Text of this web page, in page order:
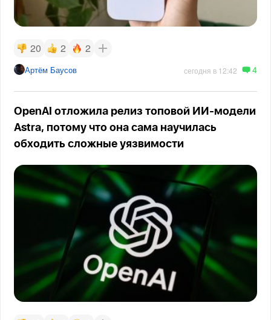
20 2 2
Артём Баусов сегодня в 12:42 4
OpenAI отложила релиз топовой ИИ-модели
Astra, потому что она сама научилась
обходить сложные уязвимости